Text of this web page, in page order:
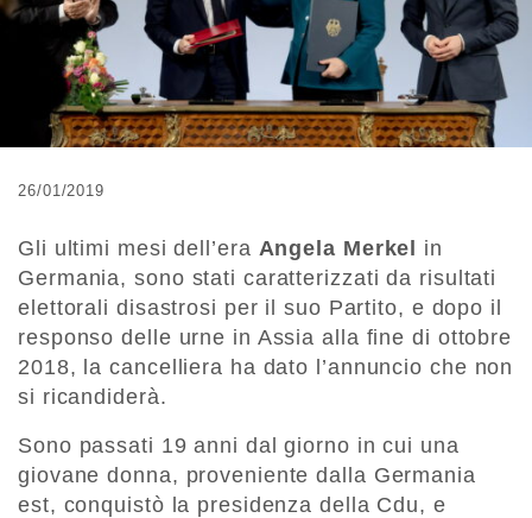
26/01/2019
Gli ultimi mesi dell’era Angela Merkel
in
Germania, sono stati caratterizzati da risultati
elettorali disastrosi per il suo Partito, e dopo il
responso delle urne in Assia alla fine di ottobre
2018, la cancelliera ha dato l’annuncio che non
si ricandiderà.
Sono passati 19 anni dal giorno in cui una
giovane donna, proveniente dalla Germania
est, conquistò la presidenza della Cdu, e